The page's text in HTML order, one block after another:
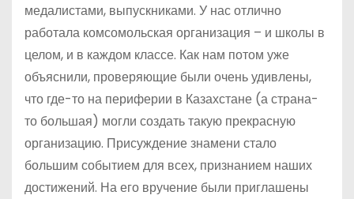
медалистами, выпускниками. У нас отлично
работала комсомольская организация – и школы в
целом, и в каждом классе. Как нам потом уже
объяснили, проверяющие были очень удивлены,
что где-то на периферии в Казахстане (а страна-
то большая) могли создать такую прекрасную
организацию. Присуждение знамени стало
большим событием для всех, признанием наших
достижений. На его вручение были приглашены